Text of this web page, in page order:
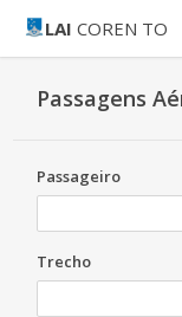
LAI COREN TO
Passagens
Passageiro
Trecho